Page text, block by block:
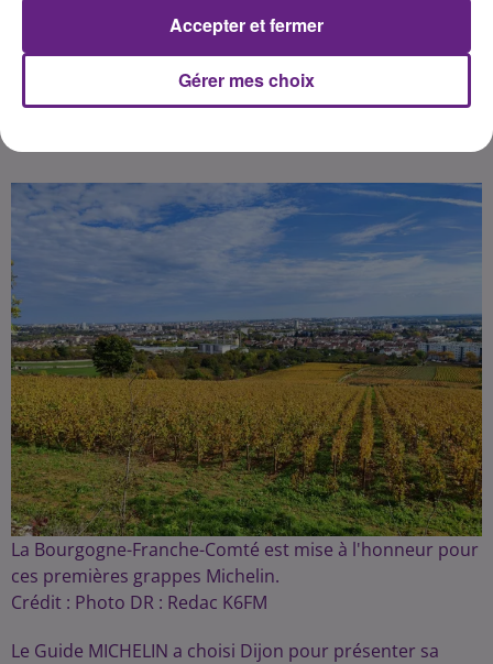
Publié : 8 juillet 2026 à 9h00 par
Léon Charpenay-Redacteur Web
Pigiste
La Bourgogne-Franche-Comté est mise à l'honneur pour
ces premières grappes Michelin.
Crédit : Photo DR : Redac K6FM
Le Guide MICHELIN a choisi Dijon pour présenter sa
Gérer mes choix
Accepter et fermer